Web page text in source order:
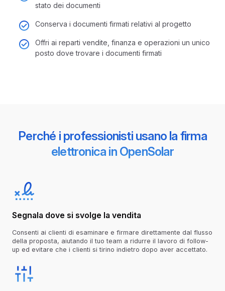
stato dei documenti
Conserva i documenti firmati relativi al progetto
Offri ai reparti vendite, finanza e operazioni un unico
posto dove trovare i documenti firmati
Perché i professionisti usano la firma
elettronica in OpenSolar
Segnala dove si svolge la vendita
Consenti ai clienti di esaminare e firmare direttamente dal flusso
della proposta, aiutando il tuo team a ridurre il lavoro di follow-
up ed evitare che i clienti si tirino indietro dopo aver accettato.